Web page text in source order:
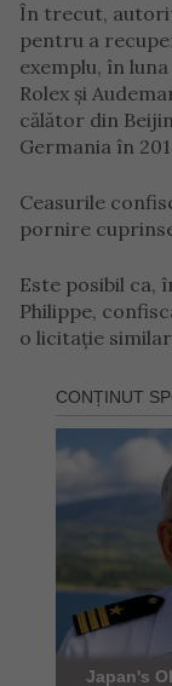
În trecut,
pentru a
exemplu, în
Rolex și
călător din
Germania în
Ceasurile
pornire
Este posibil ca,
Philippe,
o licitație